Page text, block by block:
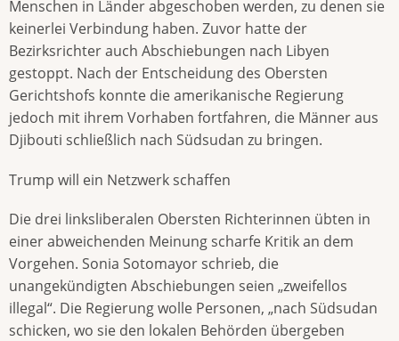
Menschen in Länder abgeschoben werden, zu de­nen sie
keinerlei Verbindung haben. Zuvor hatte der
Bezirksrichter auch Abschiebungen nach Libyen
gestoppt. Nach der Entscheidung des Obersten
Gerichtshofs konnte die amerikanische Regierung
jedoch mit ihrem Vorhaben fortfahren, die Männer aus
Djibouti schließlich nach Südsudan zu bringen.
Trump will ein Netzwerk schaffen
Die drei linksliberalen Obersten Richterinnen übten in
einer abweichenden Meinung scharfe Kritik an dem
Vorgehen. Sonia Sotomayor schrieb, die
unangekündigten Abschiebungen seien „zweifellos
illegal“. Die Regierung wolle Personen, „nach Südsudan
schicken, wo sie den lokalen Behörden übergeben